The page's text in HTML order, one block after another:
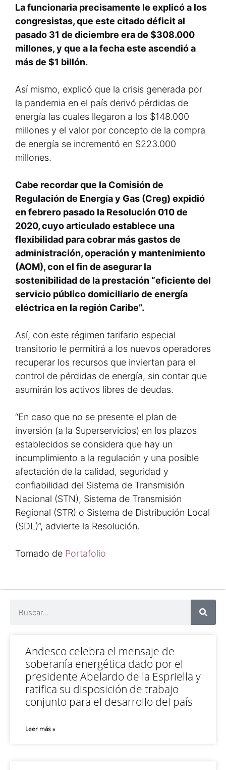
La funcionaria precisamente le explicó a los
congresistas, que este citado déficit al
pasado 31 de diciembre era de $308.000
millones, y que a la fecha este ascendió a
más de $1 billón.
Así mismo, explicó que la crisis generada por
la pandemia en el país derivó pérdidas de
energía las cuales llegaron a los $148.000
millones y el valor por concepto de la compra
de energía se incrementó en $223.000
millones.
Cabe recordar que la Comisión de
Regulación de Energía y Gas (Creg) expidió
en febrero pasado la Resolución 010 de
2020, cuyo articulado establece una
flexibilidad para cobrar más gastos de
administración, operación y mantenimiento
(AOM), con el fin de asegurar la
sostenibilidad de la prestación “eficiente del
servicio público domiciliario de energía
eléctrica en la región Caribe”.
Así, con este régimen tarifario especial
transitorio le permitirá a los nuevos operadores
recuperar los recursos que inviertan para el
control de pérdidas de energía, sin contar que
asumirán los activos libres de deudas.
“En caso que no se presente el plan de
inversión (a la Superservicios) en los plazos
establecidos se considera que hay un
incumplimiento a la regulación y una posible
afectación de la calidad, seguridad y
confiabilidad del Sistema de Transmisión
Nacional (STN), Sistema de Transmisión
Regional (STR) o Sistema de Distribución Local
(SDL)”, advierte la Resolución.
Tomado de Portafolio
Andesco celebra el mensaje de
soberanía energética dado por el
presidente Abelardo de la Espriella y
ratifica su disposición de trabajo
conjunto para el desarrollo del país
Leer más »